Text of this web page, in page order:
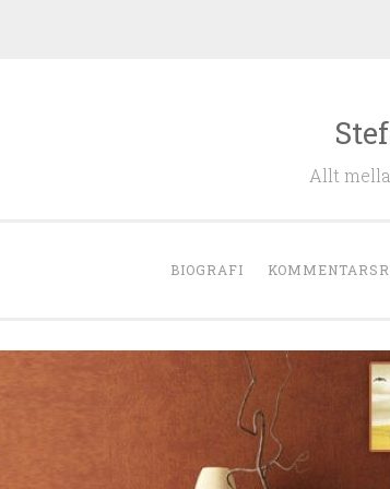
Allt
BIOGRAFI